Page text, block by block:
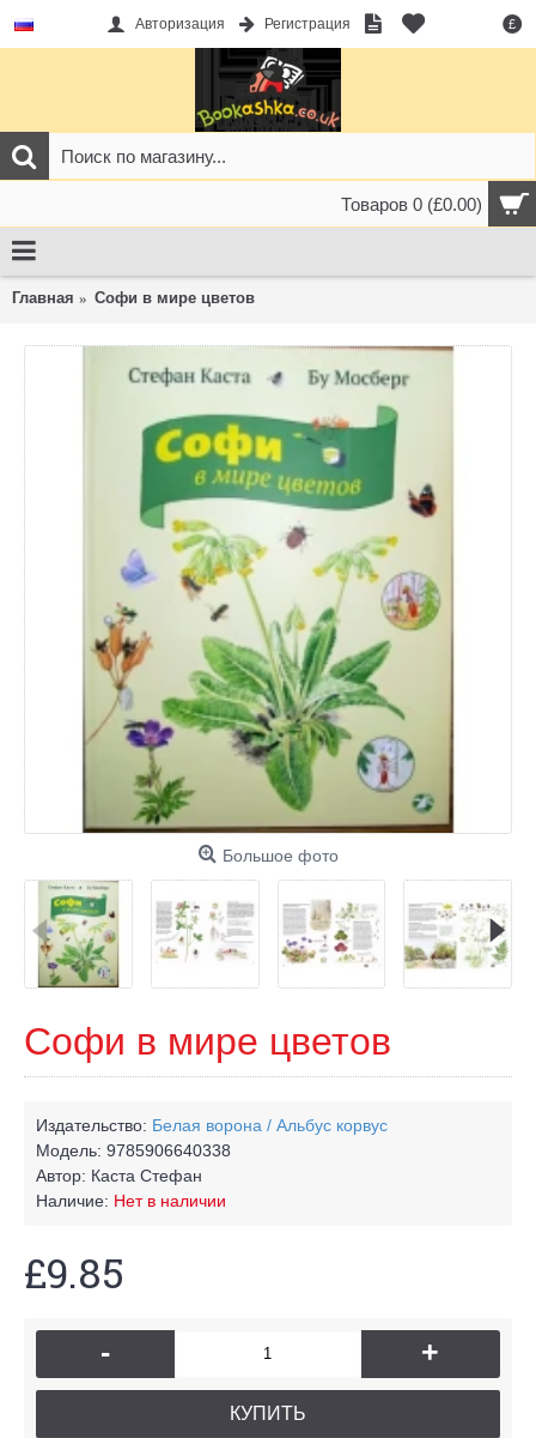
£
Авторизация Регистрация
Товаров 0 (£0.00)
Главная Софи в мире цветов
Большое фото
Софи в мире цветов
Издательство: Белая ворона / Альбус корвус
Модель: 9785906640338
Автор: Каста Стефан
Наличие: Нет в наличии
£9.85
- +
КУПИТЬ